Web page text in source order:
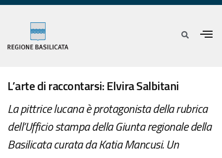
L’arte di raccontarsi: Elvira Salbitani
La pittrice lucana è protagonista della rubrica
dell’Ufficio stampa della Giunta regionale della
Basilicata curata da Katia Mancusi. Un